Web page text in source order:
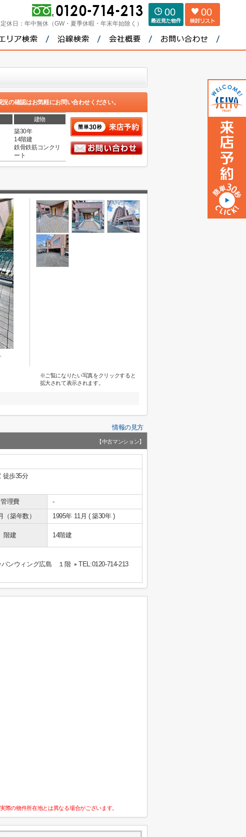
定休日： 年中無休（GW・夏季休暇・年末年始除く）
00 00
況の確認はお気軽にお問い合わせください。
建物
築30年
14階建
鉄骨鉄筋コンクリ
ート
※ご覧になりたい写真をクリックすると
拡大されて表示されます。
情報の見方
【中古マンション】
徒歩35分
管理費
-
（築年数） 1995年 11月 ( 築30年 )
階建 14階建
バンウィング広島 １階
TEL:0120-714-213
の物件所在地とは異なる場合がございます。